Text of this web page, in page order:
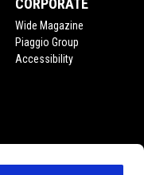
CORPORATE
Wide Magazine
Piaggio Group
Accessibility